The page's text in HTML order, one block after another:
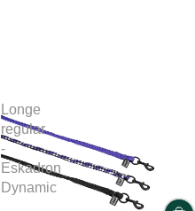
Longe
regular
-
Eskadron
Dynamic